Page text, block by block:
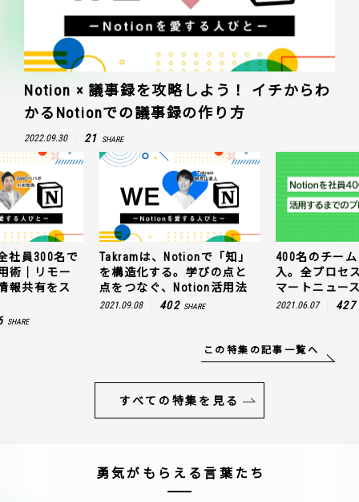
Notion × 議事録を攻略しよう！ イチからわ
かるNotionでの議事録の作り方
2022.09.30 21 SHARE
社員300名で
術｜リモー
報共有をス
SHARE
Takramは、Notionで「知」
を構造化する。学びの点と
点をつなぐ、Notion活用法
2021.09.08 402 SHARE
400名のチー
入。全プロセ
マートニュー
2021.06.07 427
この特集の記事一覧へ
すべての特集を見る
勇気がもらえる言葉たち